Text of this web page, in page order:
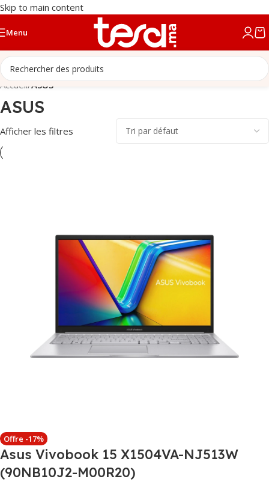
Skip to main content
Menu
Accueil/ASUS
ASUS
Afficher les filtres
Offre -17%
Asus Vivobook 15 X1504VA-NJ513W
(90NB10J2-M00R20)